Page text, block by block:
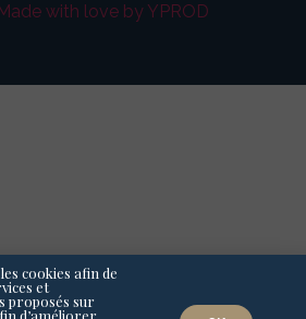
with love by YPROD
cookies afin de
et
proposés sur
d’améliorer